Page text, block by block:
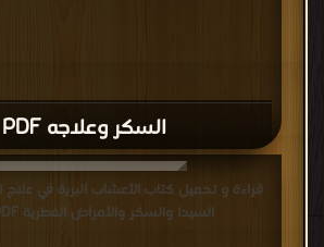
السكر وعلاجه PDF
قراءة و تحميل كتاب الأعشاب البرية في علاج
السيدا والسكر والأمراض الفطرية PDF مجانا